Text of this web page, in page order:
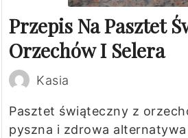
Przepis Na Pasztet
Orzechów I Selera
Kasia
Pasztet świąteczny z
pyszna i zdrowa